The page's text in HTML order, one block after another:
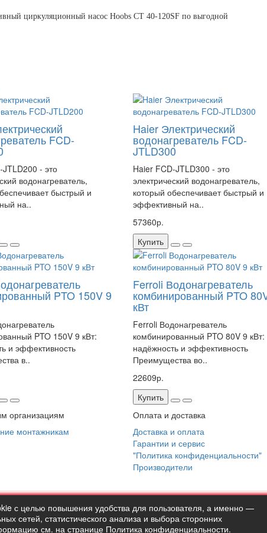
циркуляционный насос Hoobs CT 40-120SF по выгодной
FCD-
- это
водонагреватель,
быстрый и
на..
Haier Электрический
водонагреватель FCD-
JTLD300
Haier FCD-JTLD300 - это
электрический водонагреватель,
который обеспечивает быстрый и
эффективный на..
57360р.
Купить
PTO 150V 9
PTO 150V 9 кВт:
и эффективность
в..
Ferroli Водонагреватель
комбинированный PTO
кВт
Ferroli Водонагреватель
комбинированный PTO 80V 9 кВт:
надёжность и эффективность
Преимущества во..
22609р.
Купить
организациям
монтажникам
Оплата и доставка
Доставка и оплата
Гарантии и сервис
"Политика конфиденциальности"
Производители
вы соглашаетесь с"Политикой конфиденциальности", в
в ознакомительных целях и не являются публичной офертой ни
с целью повышения удобства для пользователя, а именно —
сетей, статистического анализа и выбора сторонних
см. на странице Политика конфиденциальности.